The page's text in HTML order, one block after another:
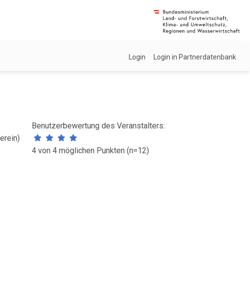
Login Login in Partnerdatenbank
Benutzerbewertung des Veranstalters:
4 von 4 möglichen Punkten (n=12)